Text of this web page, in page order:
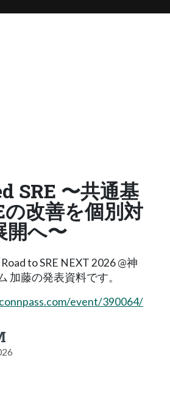
SRE​ 〜共通基
の改善を個別対
開へ〜​
to SRE NEXT 2026 @神
加藤の発表資料です。
event/390064/